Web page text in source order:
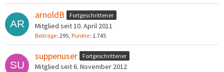
arnoldB Fortgeschrittener
Mitglied seit 10. April 2011
Beiträge 295 Punkte 1.745
suppenuser Fortgeschrittener
Mitglied seit 6. November 2012